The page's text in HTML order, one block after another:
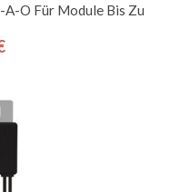
O Für Module Bis Zu